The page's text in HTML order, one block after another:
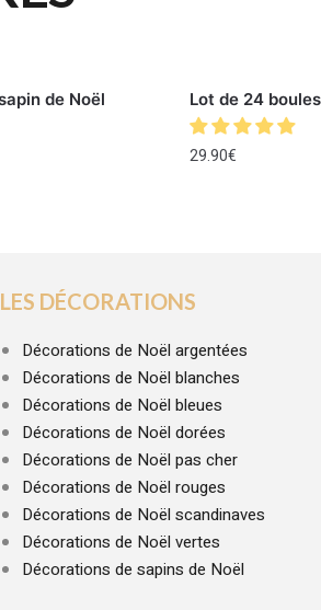
de Noël Lot de 24
29.90€
LES DÉCORATIONS
Décorations de Noël argentées
Décorations de Noël blanches
Décorations de Noël bleues
Décorations de Noël dorées
Décorations de Noël pas cher
Décorations de Noël rouges
Décorations de Noël scandinaves
Décorations de Noël vertes
Décorations de sapins de Noël